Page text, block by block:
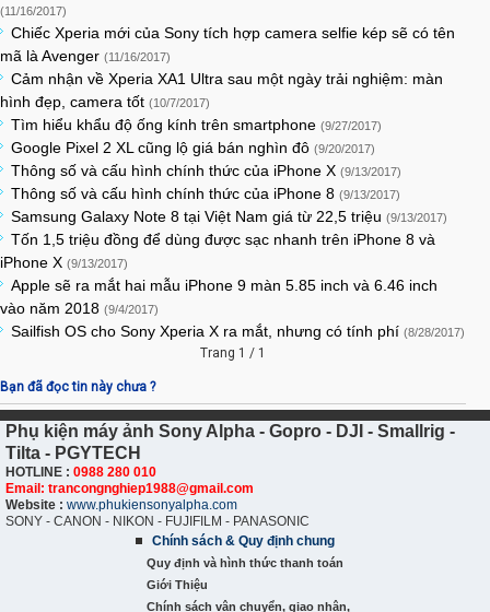
(11/16/2017)
Chiếc Xperia mới của Sony tích hợp camera selfie kép sẽ có tên
mã là Avenger (11/16/2017)
Cảm nhận về Xperia XA1 Ultra sau một ngày trải nghiệm: màn
hình đẹp, camera tốt (10/7/2017)
Tìm hiểu khẩu độ ống kính trên smartphone (9/27/2017)
Google Pixel 2 XL cũng lộ giá bán nghìn đô (9/20/2017)
Thông số và cấu hình chính thức của iPhone X (9/13/2017)
Thông số và cấu hình chính thức của iPhone 8 (9/13/2017)
Samsung Galaxy Note 8 tại Việt Nam giá từ 22,5 triệu (9/13/2017)
Tốn 1,5 triệu đồng để dùng được sạc nhanh trên iPhone 8 và
iPhone X (9/13/2017)
Apple sẽ ra mắt hai mẫu iPhone 9 màn 5.85 inch và 6.46 inch
vào năm 2018 (9/4/2017)
Sailfish OS cho Sony Xperia X ra mắt, nhưng có tính phí (8/28/2017)
Trang 1 / 1
Bạn đã đọc tin này chưa ?
Phụ kiện máy ảnh Sony Alpha - Gopro - DJI - Smallrig -
Tilta - PGYTECH
HOTLINE : 0988 280 010
Email: trancongnghiep1988@gmail.com
Website : www.phukiensonyalpha.com
SONY - CANON - NIKON - FUJIFILM - PANASONIC
Chính sách & Quy định chung
Quy định và hình thức thanh toán
Giới Thiệu
Chính sách vận chuyển, giao nhận,